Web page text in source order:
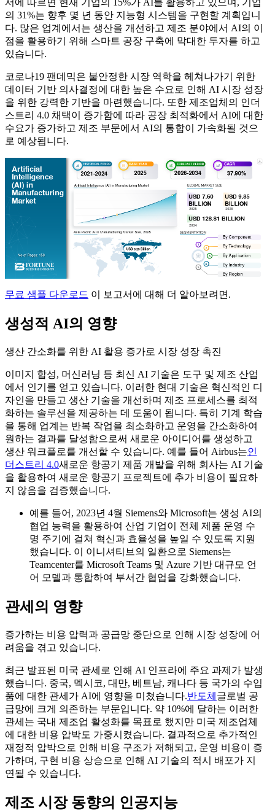
서에 따르면 현재 기업의 15%가 AI를 활용하고 있으며, 기업
의 31%는 향후 몇 년 동안 지능형 시스템을 구현할 계획입니
다. 많은 업계에서는 생산을 개선하고 제조 분야에서 AI의 이
점을 활용하기 위해 스마트 공장 구축에 막대한 투자를 하고
있습니다.
코로나19 팬데믹은 불안정한 시장 역학을 헤쳐나가기 위한
데이터 기반 의사결정에 대한 높은 수요로 인해 AI 시장 성장
을 위한 강력한 기반을 마련했습니다. 또한 제조업체의 인더
스트리 4.0 채택이 증가함에 따라 공장 최적화에서 AI에 대한
수요가 증가하고 제조 부문에서 AI의 통합이 가속화될 것으
로 예상됩니다.
무료 샘플 다운로드 이 보고서에 대해 더 알아보려면.
생성적 AI의 영향
생산 간소화를 위한 AI 활용 증가로 시장 성장 촉진
이미지 합성, 머신러닝 등 최신 AI 기술은 도구 및 제조 산업
에서 인기를 얻고 있습니다. 이러한 현대 기술은 혁신적인 디
자인을 만들고 생산 기술을 개선하며 제조 프로세스를 최적
화하는 솔루션을 제공하는 데 도움이 됩니다. 특히 기계 학습
을 통해 업계는 반복 작업을 최소화하고 운영을 간소화하여
원하는 결과를 달성함으로써 새로운 아이디어를 생성하고
생산 워크플로를 개선할 수 있습니다. 예를 들어 Airbus는인
더스트리 4.0새로운 항공기 제품 개발을 위해 회사는 AI 기술
을 활용하여 새로운 항공기 프로젝트에 추가 비용이 필요하
지 않음을 검증했습니다.
예를 들어, 2023년 4월 Siemens와 Microsoft는 생성 AI의
협업 능력을 활용하여 산업 기업이 전체 제품 운영 수
명 주기에 걸쳐 혁신과 효율성을 높일 수 있도록 지원
했습니다. 이 이니셔티브의 일환으로 Siemens는
Teamcenter를 Microsoft Teams 및 Azure 기반 대규모 언
어 모델과 통합하여 부서간 협업을 강화했습니다.
관세의 영향
증가하는 비용 압력과 공급망 중단으로 인해 시장 성장에 어
려움을 겪고 있습니다.
최근 발표된 미국 관세로 인해 AI 인프라에 주요 과제가 발생
했습니다. 중국, 멕시코, 대만, 베트남, 캐나다 등 국가의 수입
품에 대한 관세가 AI에 영향을 미쳤습니다.반도체 글로벌 공
급망에 크게 의존하는 부문입니다. 약 10%에 달하는 이러한
관세는 국내 제조업 활성화를 목표로 했지만 미국 제조업체
에 대한 비용 압박도 가중시켰습니다. 결과적으로 추가적인
재정적 압박으로 인해 비용 구조가 저해되고, 운영 비용이 증
가하며, 구현 비용 상승으로 인해 AI 기술의 적시 배포가 지
연될 수 있습니다.
제조 시장 동향의 인공지능